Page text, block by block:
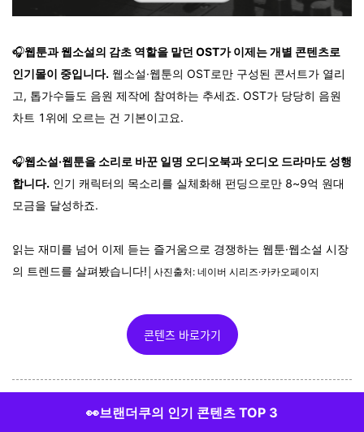
🎧웹툰과 웹소설의 감초 역할을 맡던 OST가 이제는 개별 콘텐츠로
인기몰이 중입니다. 웹소설·웹툰의 OST로만 구성된 콘서트가 열리
고, 톱가수들도 음원 제작에 참여하는 추세죠. OST가 당당히 음원
차트 1위에 오르는 건 기본이고요.
🎧웹소설·웹툰을 소리로 바꾼 일명 오디오북과 오디오 드라마도 성행
합니다. 인기 캐릭터의 목소리를 실체화해 펀딩으로만 8~9억 원대
모금을 달성하죠.
읽는 재미를 넘어 이제 듣는 즐거움으로 경쟁하는 웹툰·웹소설 시장
의 트렌드를 살펴봤습니다! │사진출처: 네이버 시리즈·카카오페이지
콘텐츠 바로가기
👀브랜더쿠의 인기 콘텐츠 TOP 3